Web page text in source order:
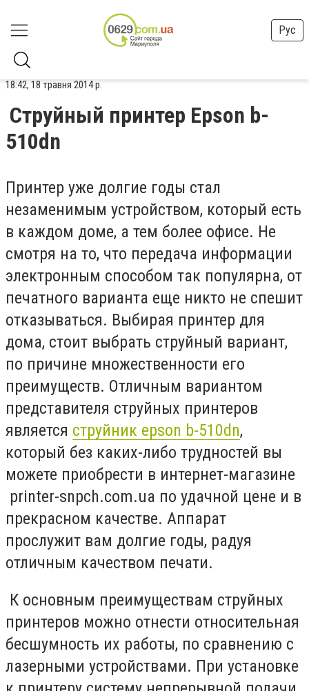
Рус
18:42, 18 травня 2014 р.
Струйный принтер Еpson b-
510dn
Принтер уже долгие годы стал
незаменимым устройством, который есть
в каждом доме, а тем более офисе. Не
смотря на то, что передача информации
электронным способом так популярна, от
печатного варианта еще никто не спешит
отказываться. Выбирая принтер для
дома, стоит выбрать струйный вариант,
по причине множественности его
преимуществ. Отличным вариантом
представителя струйных принтеров
является струйник epson b-510dn,
который без каких-либо трудностей вы
можете приобрести в интернет-магазине
printer-snpch.com.ua по удачной цене и в
прекрасном качестве. Аппарат
прослужит вам долгие годы, радуя
отличным качеством печати.
К основным преимуществам струйных
принтеров можно отнести относительная
бесшумность их работы, по сравнению с
лазерными устройствами. При установке